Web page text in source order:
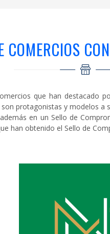
COMERCIOS
que han destacado
protagonistas y modelos a
en un Sello de
han obtenido el Sello de